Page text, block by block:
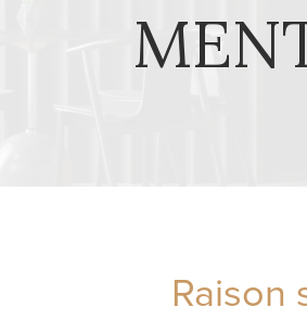
Raison